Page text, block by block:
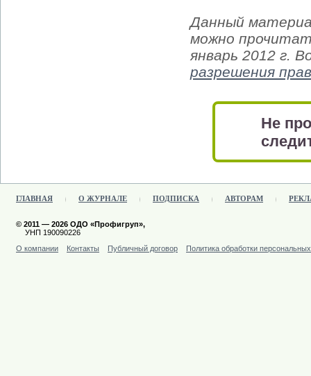
Данный
можно
январь 2012 г.
разрешения
Не
ГЛАВНАЯ О ЖУРНАЛЕ ПОДПИСКА АВТОРАМ
© 2011 — 2026 ОДО «Профигруп»,
УНП 190090226
О компании
Контакты Публичный договор Политика обработки